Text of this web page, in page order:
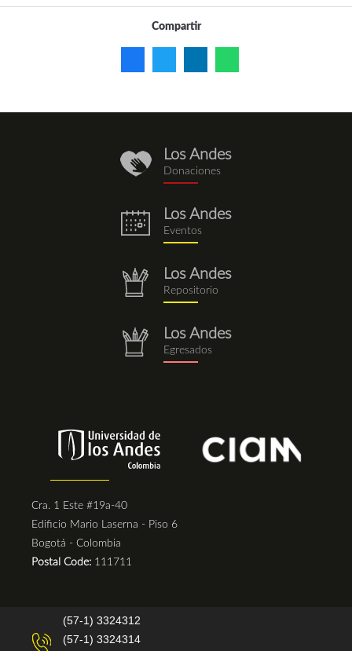
Compartir
donaciones.png
Los Andes
Donaciones
eventos.png
Los Andes
Eventos
repositorio.png
Los Andes
Repositorio
repositorio.png
Los Andes
Egresados
Cra. 1 Este #19a-40
Edificio Mario Laserna - Piso 6
Bogotá - Colombia
Postal Code: 111711
(57-1) 3324312
(57-1) 3324314